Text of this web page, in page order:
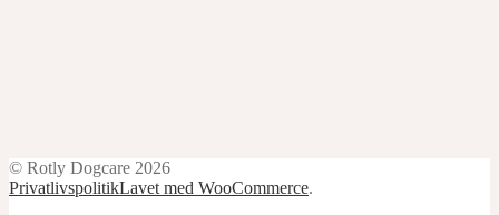
© Rotly Dogcare 2026
PrivatlivspolitikLavet med WooCommerce.